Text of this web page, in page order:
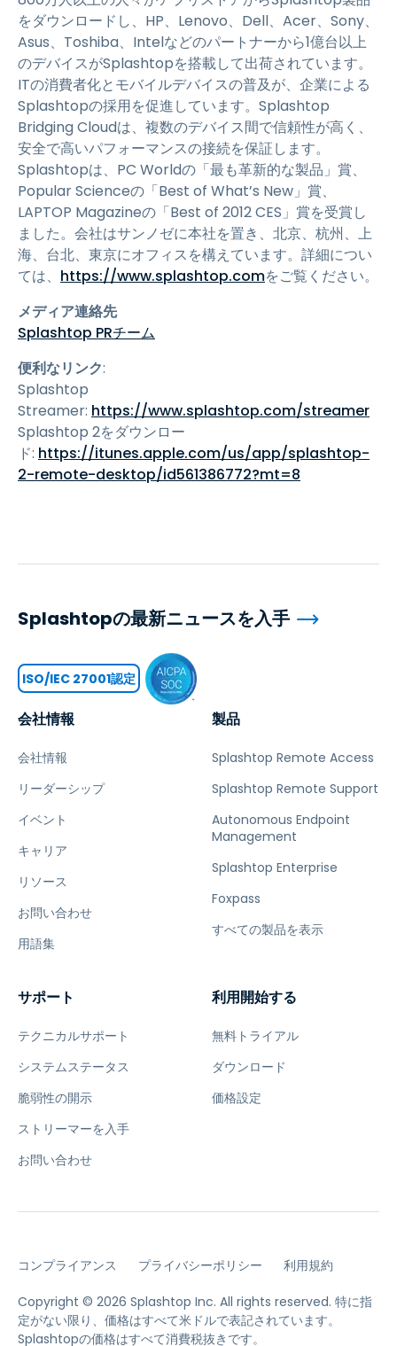
をダウンロードし、HP、Lenovo、Dell、Acer、Sony、
Asus、Toshiba、Intelなどのパートナーから1億台以上
のデバイスがSplashtopを搭載して出荷されています。
ITの消費者化とモバイルデバイスの普及が、企業による
Splashtopの採用を促進しています。Splashtop
Bridging Cloudは、複数のデバイス間で信頼性が高く、
安全で高いパフォーマンスの接続を保証します。
Splashtopは、PC Worldの「最も革新的な製品」賞、
Popular Scienceの「Best of What’s New」賞、
LAPTOP Magazineの「Best of 2012 CES」賞を受賞し
ました。会社はサンノゼに本社を置き、北京、杭州、上
海、台北、東京にオフィスを構えています。詳細につい
ては、 https://www.splashtop.comをご覧ください。
メディア連絡先
Splashtop PRチーム
便利なリンク:
Splashtop
Streamer: https://www.splashtop.com/streamer
Splashtop 2をダウンロー
ド: https://itunes.apple.com/us/app/splashtop-
2-remote-desktop/id561386772?mt=8
会社情報
会社情報
リーダーシップ
イベント
キャリア
リソース
お問い合わせ
用語集
製品
Splashtop Remote Access
Splashtop Remote Support
Autonomous Endpoint
Management
Splashtop Enterprise
Foxpass
すべての製品を表示
サポート
テクニカルサポート
システムステータス
脆弱性の開示
ストリーマーを入手
お問い合わせ
利用開始する
無料トライアル
ダウンロード
価格設定
Splashtopの最新ニュースを入手
ISO/IEC 27001認定
コンプライアンス プライバシーポリシー 利用規約
Copyright © 2026 Splashtop Inc. All rights reserved. 特に指
定がない限り、価格はすべて米ドルで表記されています。
Splashtopの価格はすべて消費税抜きです。